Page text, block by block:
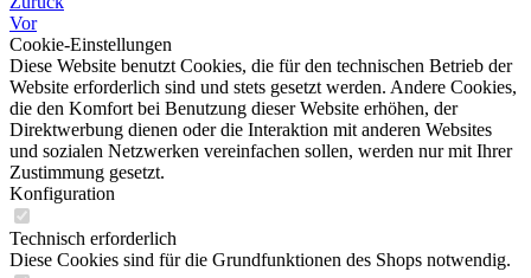
Vor
Cookie-Einstellungen
Diese Website benutzt Cookies, die für den technischen Betrieb der
Website erforderlich sind und stets gesetzt werden. Andere Cookies,
die den Komfort bei Benutzung dieser Website erhöhen, der
Direktwerbung dienen oder die Interaktion mit anderen Websites
und sozialen Netzwerken vereinfachen sollen, werden nur mit Ihrer
Zustimmung gesetzt.
Konfiguration
Technisch erforderlich
Diese Cookies sind für die Grundfunktionen des Shops notwendig.